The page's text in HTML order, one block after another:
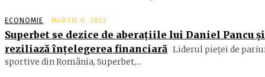
ECONOMIE MARTIE 6, 2022
Superbet se dezice de aberațiile lui Daniel Pancu și
reziliază înțelegerea financiară Liderul pieței de
sportive din România, Superbet,...